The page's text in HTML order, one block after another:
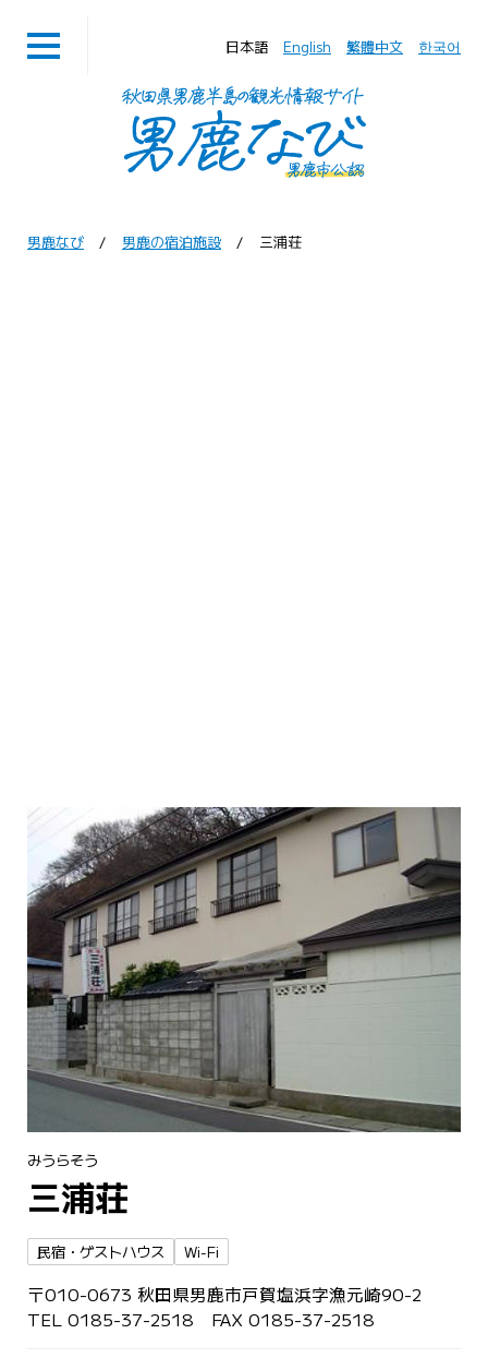
日本語 English 繁體中文 한국어
男鹿なび 男鹿の宿泊施設 三浦荘
みうらそう
三浦荘
民宿・ゲストハウス Wi-Fi
〒010-0673 秋田県男鹿市戸賀塩浜字漁元崎90-2
TEL 0185-37-2518 FAX 0185-37-2518